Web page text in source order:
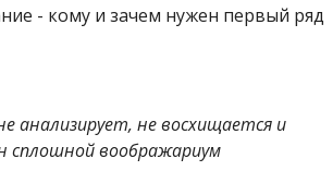
анализирует, не восхищается и
сплошной воображариум